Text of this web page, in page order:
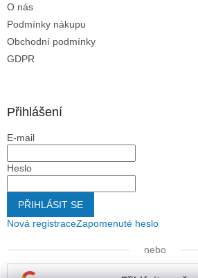
O nás
Podmínky nákupu
Obchodní podmínky
GDPR
Přihlášení
E-mail
Heslo
PŘIHLÁSIT SE
Nová registraceZapomenuté heslo
nebo